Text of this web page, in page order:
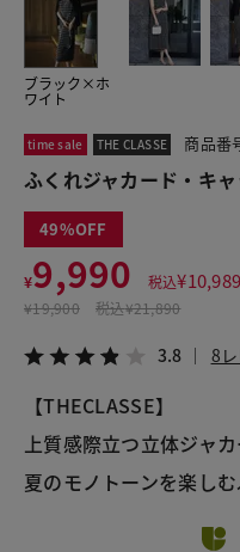
ブラック×ホ
ワイト
time sale THE CLASSE 商品番
ふくれジャカード・キ
49
¥9,990 税込¥10,989
¥19,900 税込¥21,890
3.8 8
【THECLASSE】
上質感際立つ立体ジャ
夏のモノトーンを楽し
この商品をシェアする
LINE